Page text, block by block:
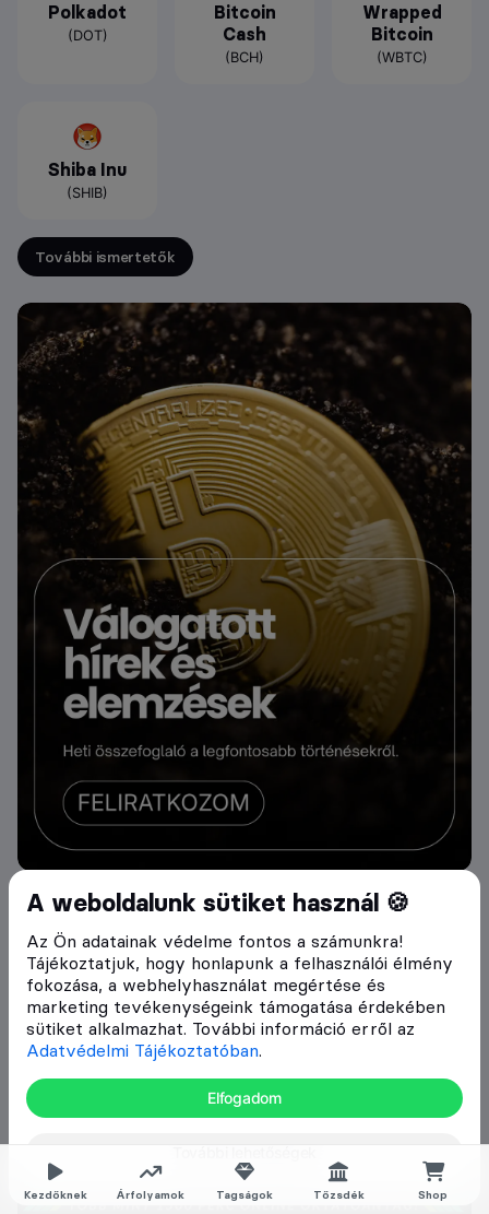
Kezdőknek Árfolyamok Tagságok Tőzsdék Shop
A weboldalunk sütiket használ 🍪
Az Ön adatainak védelme fontos a számunkra!
Tájékoztatjuk, hogy honlapunk a felhasználói élmény
fokozása, a webhelyhasználat megértése és
marketing tevékenységeink támogatása érdekében
sütiket alkalmazhat. További információ erről az
Adatvédelmi Tájékoztatóban.
Elfogadom
Polkadot
(DOT)
Bitcoin
Cash
(BCH)
Wrapped
Bitcoin
(WBTC)
Shiba Inu
(SHIB)
További ismertetők